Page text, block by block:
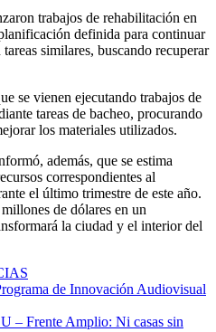
trabajos de rehabilitación en
definida para continuar
similares, buscando recuperar
se vienen ejecutando trabajos de
tareas de bacheo, procurando
los materiales utilizados.
además, que se estima
correspondientes al
el último trimestre de este año.
de dólares en un
la ciudad y el interior del
de Innovación Audiovisual
– Frente Amplio: Ni casas sin